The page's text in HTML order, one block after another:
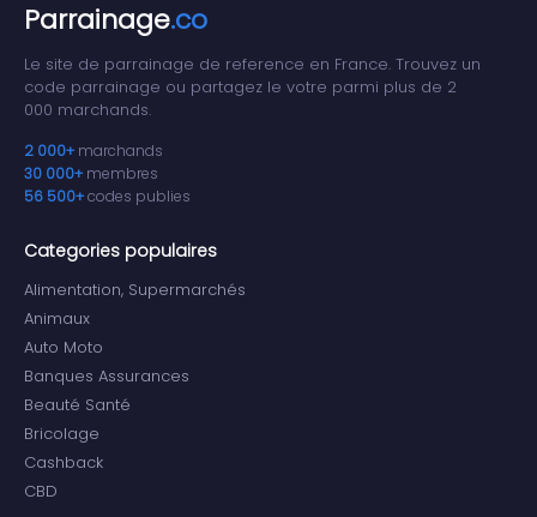
Parrainage.co
Le site de parrainage de reference en France. Trouvez un
code parrainage ou partagez le votre parmi plus de 2
000 marchands.
2 000+ marchands
30 000+ membres
56 500+codes publies
Categories populaires
Alimentation, Supermarchés
Animaux
Auto Moto
Banques Assurances
Beauté Santé
Bricolage
Cashback
CBD